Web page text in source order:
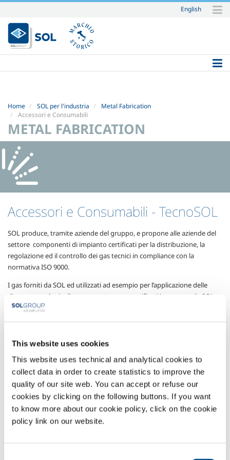
This website uses cookies
This website uses technical and analytical cookies to
collect data in order to create statistics to improve the
quality of our site web. You can accept or refuse our
cookies by clicking on the following buttons. If you want
to know more about our cookie policy, click on the cookie
policy link on our website.
Salta
ai
contenuti.
|
alla
English
Home SOL per l'industria
Metal Fabrication
Accessori e Consumabili
METAL FABRICATION
Accessori e Consumabili - TecnoSOL
SOL produce, tramite aziende del gruppo, e propone alle aziende del
settore componenti di impianto certificati per la distribuzione, la
regolazione ed il controllo dei gas tecnici in compliance con la
normativa ISO 9000.
I gas forniti da SOL ed utilizzati ad esempio per l’applicazione delle
diverse tecnologie d’uso proposte sono certificati in purezza da SOL
sino alla consegna in appositi contenitori presso i clienti e possono
realizzati, certificati ed eventualmente manutenuti da SOL così da
controllo sempre performante e adeguato alle esigenze del proprio
processo: fattori essenziali per garantire la continua ed efficiente
disponibilità al punto d’uso di gas spesso necessari per la conduzione
in sicurezza degli impianti.
Settori di Applicazione